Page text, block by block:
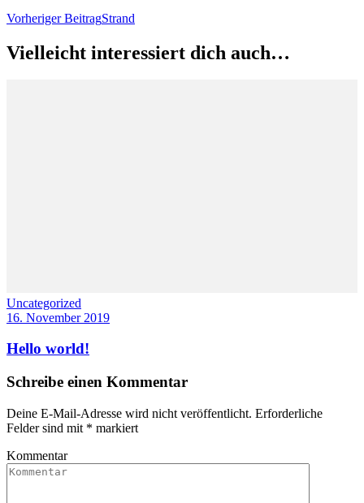
Vorheriger BeitragStrand
Vielleicht interessiert dich auch…
Uncategorized
16. November 2019
Hello world!
Schreibe einen Kommentar
Deine E-Mail-Adresse wird nicht veröffentlicht. Erforderliche
Felder sind mit * markiert
Kommentar